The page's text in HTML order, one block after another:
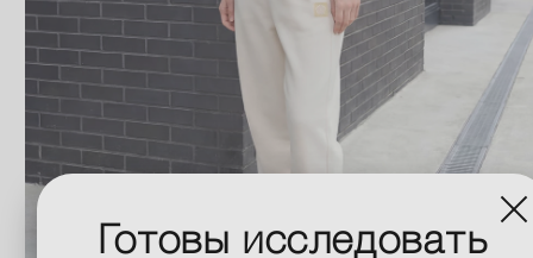
Готовы исследовать